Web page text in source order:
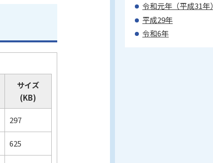
サイズ
(KB)
297
625
令和元年（平成31年）
平成29年
令和6年